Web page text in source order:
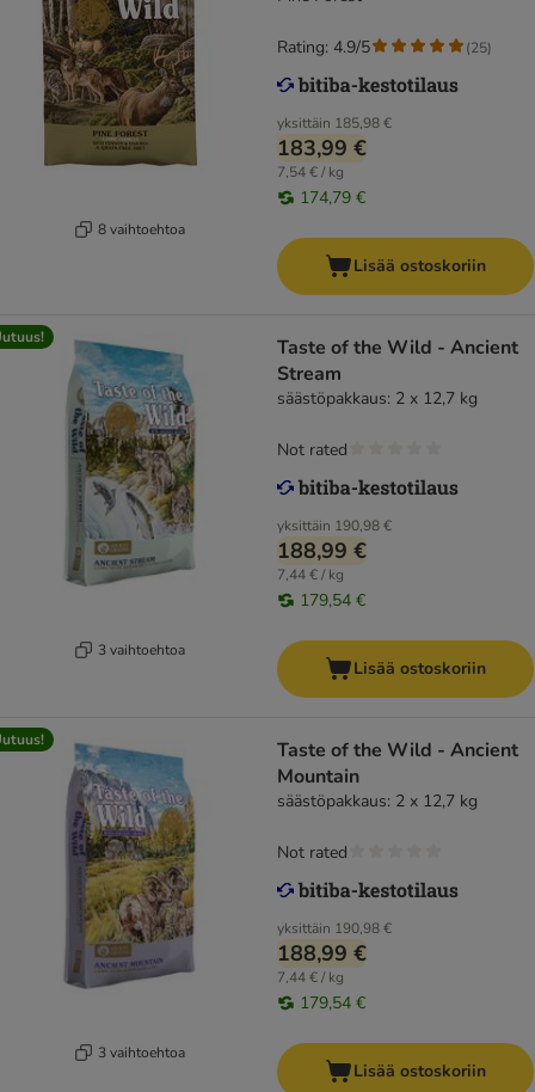
8 vaihtoehtoa
yksittäin 185,98 €
183,99 €
7,54 € / kg
174,79 €
Rating: 4.9/5 (25)
Lisää ostoskoriin
3 vaihtoehtoa
Taste of the Wild - Ancient
Stream
säästöpakkaus: 2 x 12,7 kg
yksittäin 190,98 €
188,99 €
7,44 € / kg
179,54 €
Not rated
Lisää ostoskoriin
3 vaihtoehtoa
Taste of the Wild - Ancient
Mountain
säästöpakkaus: 2 x 12,7 kg
yksittäin 190,98 €
188,99 €
7,44 € / kg
179,54 €
Not rated
Lisää ostoskoriin